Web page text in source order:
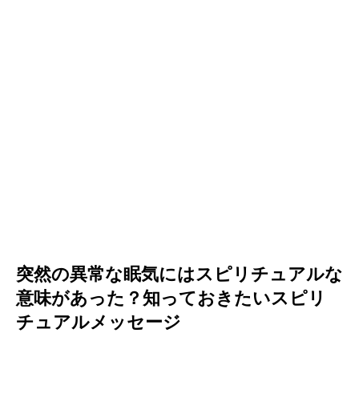
突然の異常な眠気にはスピリチュアルな
意味があった？知っておきたいスピリ
チュアルメッセージ